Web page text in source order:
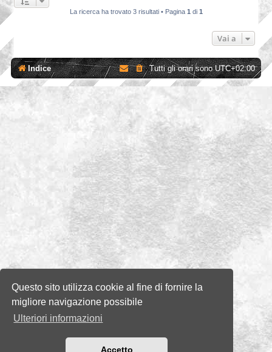
Questo sito utilizza cookie al fine di fornire la
migliore navigazione possibile
Ulteriori informazioni
Accetto
La ricerca ha trovato 3 risultati • Pagina 1 di 1
Vai a
Indice Tutti gli orari sonoUTC+02:00